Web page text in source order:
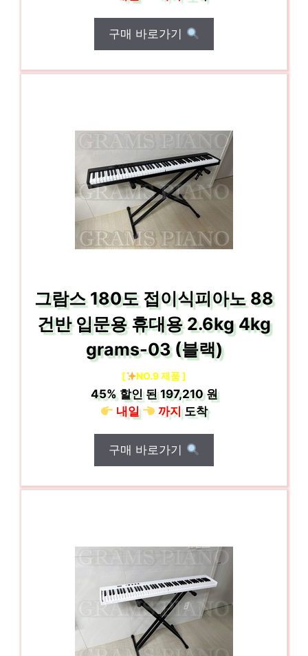
구매 바로가기
그람스 180도 접이식피아노 88
건반 입문용 휴대용 2.6kg 4kg
grams-03 (블랙)
[ NO.9 제품 ]
45%할인 된197,210 원
내일
까지도착
구매 바로가기